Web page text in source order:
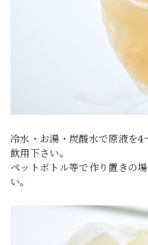
冷水・お湯・炭酸水で原液を
飲用下さい。
ペットボトル等で作り置きの
い。